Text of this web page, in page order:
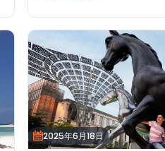
2025年6月18日